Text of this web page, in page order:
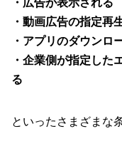
・動画広告の指定再
・アプリのダウンロ
・企業側が指定した
る
といったさまざまな